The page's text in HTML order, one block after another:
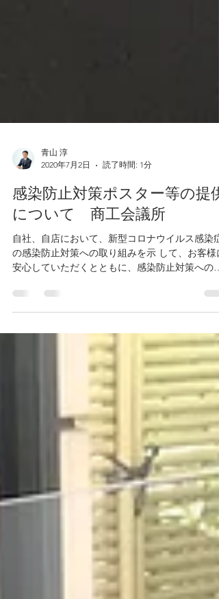
青山 淳
2020年7月2日
読了時間: 1分
感染防止対策ポスター等の提供
について 商工会議所
自社、自店において、新型コロナウイルス感染症
安心していただくとともに、感染防止対策への協
力をお願いするため のポスターが、日本商工会議
所と東京海上日動火災保険の協力により作成され